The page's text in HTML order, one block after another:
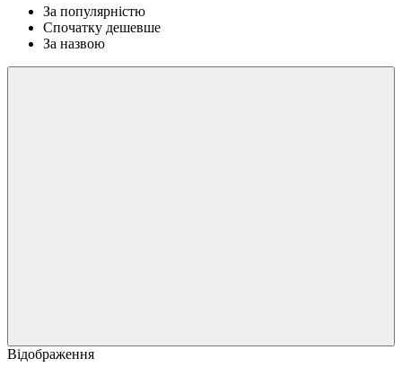
За популярністю
Спочатку дешевше
За назвою
Відображення